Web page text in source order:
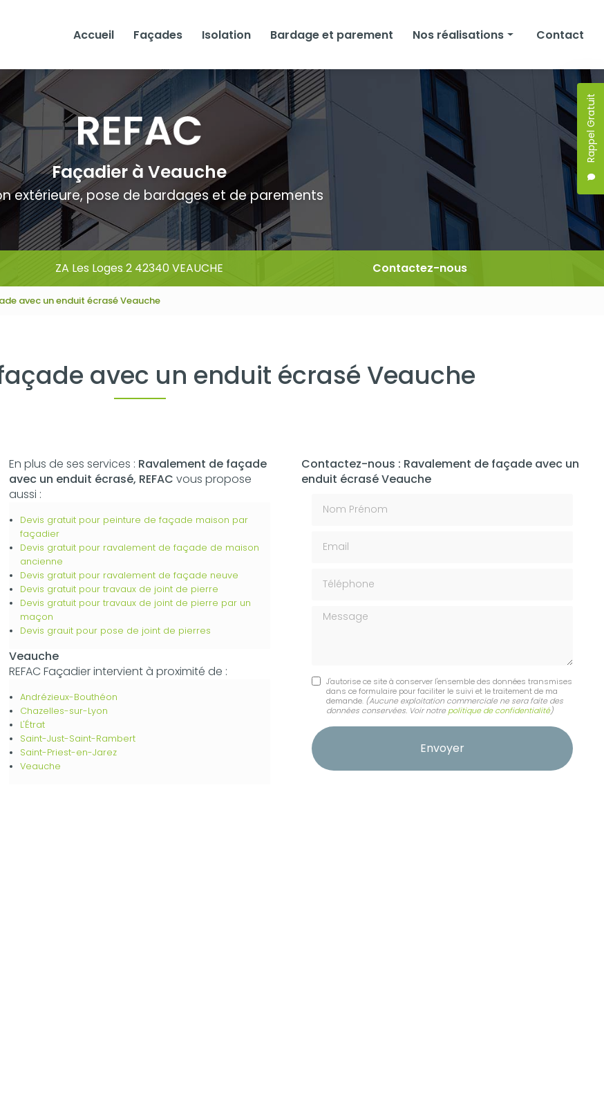
Rappel Gratuit
Accueil
Façades Isolation Bardage et parement Nos réalisations
Façades
Isolation
Bardage et parement
Contact
Façadier à Veauche
extérieure, pose de bardages et de parements
ZA Les Loges 2 42340 VEAUCHE Contactez-nous
avec un enduit écrasé Veauche
avec un enduit écrasé Veauche
En plus de ses services : Ravalement de façade
avec un enduit écrasé, REFAC vous propose
aussi :
Devis gratuit pour peinture de façade maison par
façadier
Devis gratuit pour ravalement de façade de maison
ancienne
Devis gratuit pour ravalement de façade neuve
Devis gratuit pour travaux de joint de pierre
Devis gratuit pour travaux de joint de pierre par un
maçon
Devis grauit pour pose de joint de pierres
Veauche
REFAC Façadier intervient à proximité de :
Andrézieux-Bouthéon
Chazelles-sur-Lyon
L'Étrat
Saint-Just-Saint-Rambert
Saint-Priest-en-Jarez
Veauche
Contactez-nous : Ravalement de façade avec un
enduit écrasé Veauche
Message
J'autorise ce site à conserver l'ensemble des données transmises
dans ce formulaire pour faciliter le suivi et le traitement de ma
demande. (Aucune exploitation commerciale ne sera faite des
données conservées. Voir notre politique de confidentialité)